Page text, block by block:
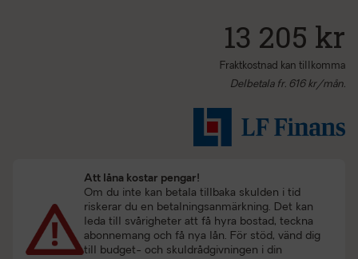
13 205 kr
Fraktkostnad kan tillkomma
Delbetala fr. 616kr/mån.
Att låna kostar pengar!
Om du inte kan betala tillbaka skulden i tid
riskerar du en betalningsanmärkning. Det kan
leda till svårigheter att få hyra bostad, teckna
abonnemang och få nya lån. För stöd, vänd dig
till budget- och skuldrådgivningen i din